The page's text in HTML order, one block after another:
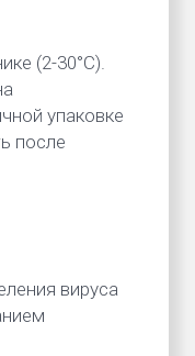
(2-30°С).
упаковке
после
вируса